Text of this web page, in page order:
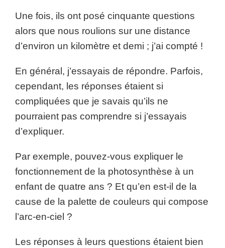
Une fois, ils ont posé cinquante questions
alors que nous roulions sur une distance
d’environ un kilomètre et demi ; j’ai compté !
En général, j’essayais de répondre. Parfois,
cependant, les réponses étaient si
compliquées que je savais qu’ils ne
pourraient pas comprendre si j’essayais
d’expliquer.
Par exemple, pouvez-vous expliquer le
fonctionnement de la photosynthèse à un
enfant de quatre ans ? Et qu’en est-il de la
cause de la palette de couleurs qui compose
l’arc-en-ciel ?
Les réponses à leurs questions étaient bien